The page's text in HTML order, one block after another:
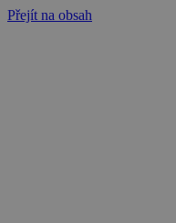
Přejít na obsah